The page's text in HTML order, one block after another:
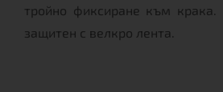
тройно фиксиране към
защитен с велкро лента.